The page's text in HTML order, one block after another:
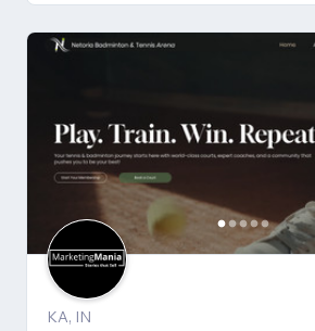
KA, IN